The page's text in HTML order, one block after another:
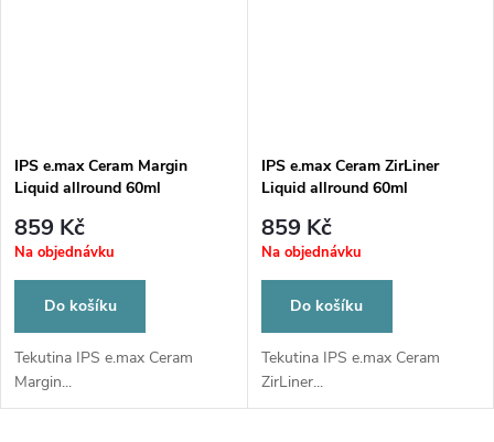
IPS e.max Ceram Margin
Liquid allround 60ml
859 Kč
Na objednávku
Do košíku
Tekutina IPS e.max Ceram
Margin...
IPS e.max Ceram ZirLiner
Liquid allround 60ml
859 Kč
Na objednávku
Do košíku
Tekutina IPS e.max Ceram
ZirLiner...